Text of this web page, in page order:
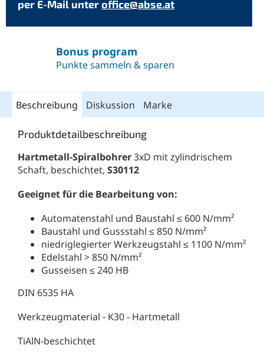
per E-Mail unteroffice@abse.at
Bonus program
Punkte sammeln & sparen
Beschreibung Diskussion Marke
Produktdetailbeschreibung
Hartmetall-Spiralbohrer3xD mit zylindrischem
Schaft, beschichtet, S30112
Geeignet für die Bearbeitung von:
Automatenstahl und Baustahl ≤ 600 N/mm²
Baustahl und Gussstahl ≤ 850 N/mm²
niedriglegierter Werkzeugstahl ≤ 1100 N/mm²
Edelstahl > 850 N/mm²
Gusseisen ≤ 240 HB
DIN 6535 HA
Werkzeugmaterial - K30 - Hartmetall
TiAlN-beschichtet